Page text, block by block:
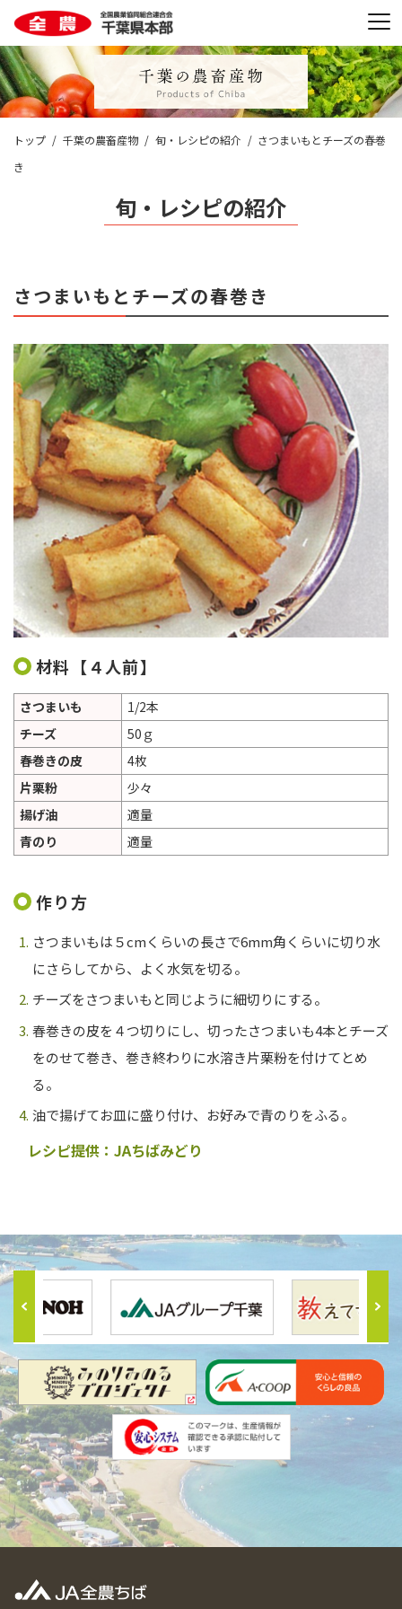
トップ 千葉の農畜産物 旬・レシピの紹介
さつまいもとチーズの春巻
き
旬・レシピの紹介
さつまいもとチーズの春巻き
材料【４人前】
さつまいも
1/2本
チーズ
50ｇ
春巻きの皮
4枚
片栗粉
少々
揚げ油
適量
青のり
適量
作り方
さつまいもは５cmくらいの長さで6mm角くらいに切り水
にさらしてから、よく水気を切る。
チーズをさつまいもと同じように細切りにする。
春巻きの皮を４つ切りにし、切ったさつまいも4本とチーズ
をのせて巻き、巻き終わりに水溶き片栗粉を付けてとめ
る。
油で揚げてお皿に盛り付け、お好みで青のりをふる。
レシピ提供：JAちばみどり